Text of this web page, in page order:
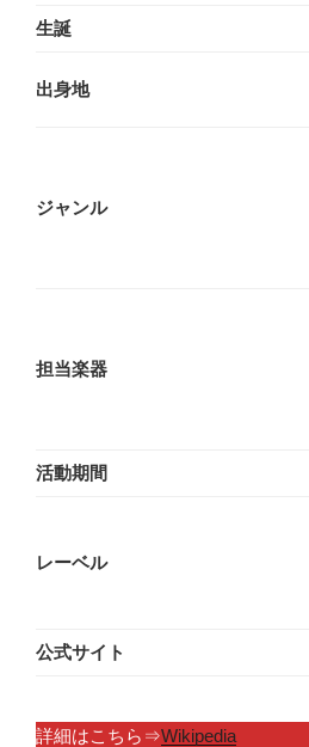
生誕
出身地
ジャンル
担当楽器
活動期間
レーベル
公式サイト
詳細はこちら⇒Wikipedia